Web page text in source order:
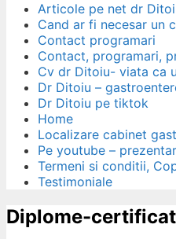
Articole pe net dr
Cand ar fi necesar un
Contact programari
Contact, programari,
Cv dr Ditoiu- viata ca
Dr Ditoiu –
Dr Ditoiu pe tiktok
Home
Localizare cabinet
Pe youtube –
Termeni si conditii,
Testimoniale
Diplome-